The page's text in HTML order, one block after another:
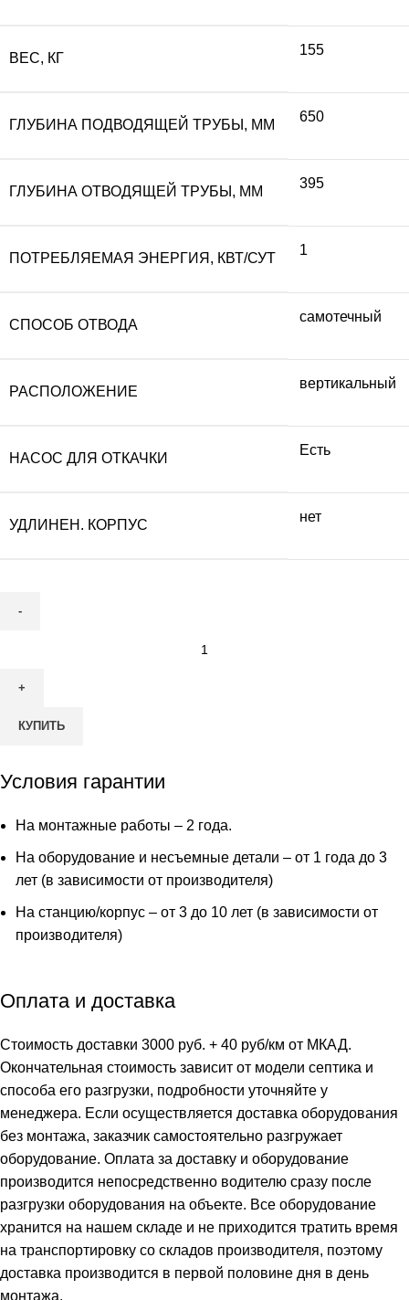
ВЕС, КГ
155
ГЛУБИНА ПОДВОДЯЩЕЙ ТРУБЫ, ММ
650
ГЛУБИНА ОТВОДЯЩЕЙ ТРУБЫ, ММ
395
ПОТРЕБЛЯЕМАЯ ЭНЕРГИЯ, КВТ/СУТ
1
СПОСОБ ОТВОДА
самотечный
РАСПОЛОЖЕНИЕ
вертикальный
НАСОС ДЛЯ ОТКАЧКИ
Есть
УДЛИНЕН. КОРПУС
нет
Септик
КУПИТЬ
Условия гарантии
На монтажные работы – 2 года.
На оборудование и несъемные детали – от 1 года до 3
лет (в зависимости от производителя)
На станцию/корпус – от 3 до 10 лет (в зависимости от
производителя)
Оплата и доставка
Стоимость доставки 3000 руб. + 40 руб/км от МКАД.
Окончательная стоимость зависит от модели септика и
способа его разгрузки, подробности уточняйте у
менеджера. Если осуществляется доставка оборудования
без монтажа, заказчик самостоятельно разгружает
оборудование. Оплата за доставку и оборудование
производится непосредственно водителю сразу после
разгрузки оборудования на объекте. Все оборудование
хранится на нашем складе и не приходится тратить время
на транспортировку со складов производителя, поэтому
доставка производится в первой половине дня в день
монтажа.